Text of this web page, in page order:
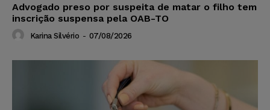
Advogado preso por suspeita de matar o filho tem
inscrição suspensa pela OAB-TO
Karina Silvério - 07/08/2026